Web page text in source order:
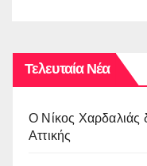
Τελευταία Νέα
O Νίκος Χαρδαλιάς
Αττικής